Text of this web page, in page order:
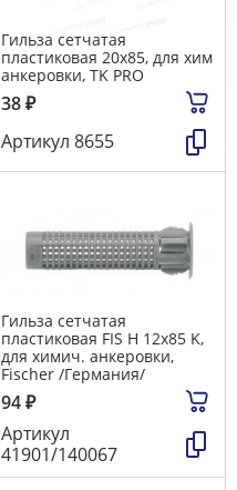
Гильза сетчатая
пластиковая 20х85, для хим
анкеровки, TK PRO
38₽
Артикул 8655
Гильза сетчатая
пластиковая FIS H 12х85 K,
для химич. анкеровки,
Fischer /Германия/
94₽
Артикул
41901/140067